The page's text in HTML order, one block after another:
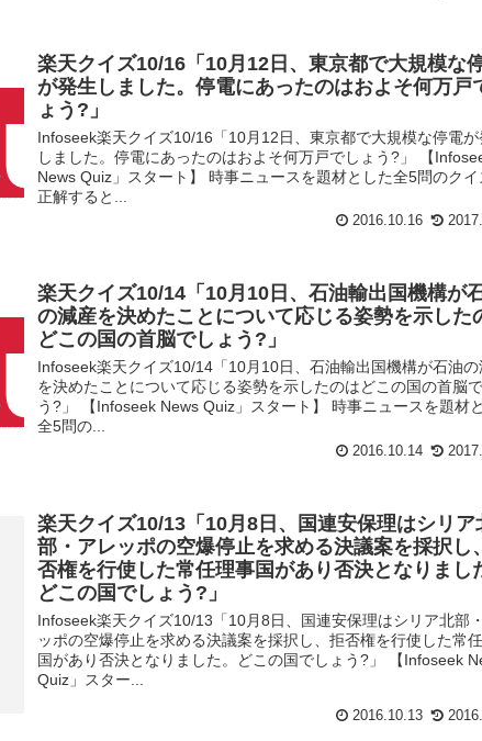
楽天クイズ10/16「10月12日、東京都で大規模な
が発生しました。停電にあったのはおよそ何万戸
ょう?」
Infoseek楽天クイズ10/16「10月12日、東京都で大規模な停電が
しました。停電にあったのはおよそ何万戸でしょう?」 【
News Quiz」スタート】 時事ニュースを題材とした全5問のクイ
正解すると...
2016.10.16
楽天クイズ10/14「10月10日、石油輸出国機構が
の減産を決めたことについて応じる姿勢を示した
どこの国の首脳でしょう?」
Infoseek楽天クイズ10/14「10月10日、石油輸出国機構が石油の
を決めたことについて応じる姿勢を示したのはどこの国の首脳
う?」 【Infoseek News Quiz」スタート】 時事ニュースを題材
全5問の...
2016.10.14
楽天クイズ10/13「10月8日、国連安保理はシリア
部・アレッポの空爆停止を求める決議案を採択し
否権を行使した常任理事国があり否決となりまし
どこの国でしょう?」
Infoseek楽天クイズ10/13「10月8日、国連安保理はシリア北部
ッポの空爆停止を求める決議案を採択し、拒否権を行使した常
国があり否決となりました。どこの国でしょう?」 【Infoseek
Quiz」スター...
2016.10.13